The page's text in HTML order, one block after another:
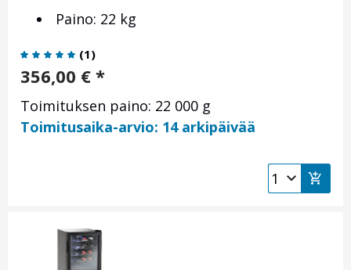
Paino: 22 kg
(1)
356,00 € *
Toimituksen paino: 22 000 g
Toimitusaika-arvio: 14 arkipäivää